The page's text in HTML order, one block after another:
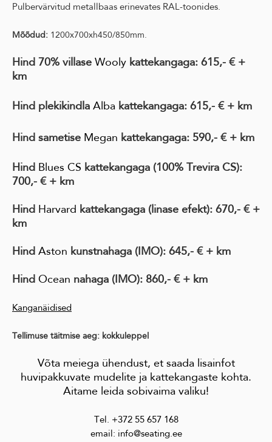
Pulbervärvitud metallbaas erinevates RAL-toonides.
Mõõdud: 1200x700xh450/850mm.
Hind 70% villase Wooly kattekangaga: 615,- € +
km
Hind plekikindla Alba kattekangaga: 615,- € + km
Hind sametise Megan kattekangaga: 590,- € + km
Hind Blues CS kattekangaga (100% Trevira CS):
700,- € + km
Hind Harvard kattekangaga (linase efekt): 670,- € +
km
Hind Aston kunstnahaga (IMO): 645,- € + km
Hind Ocean nahaga (IMO): 860,- € + km
Kanganäidised
Tellimuse täitmise aeg: kokkuleppel
Võta meiega ühendust, et saada lisainfot
huvipakkuvate mudelite ja kattekangaste kohta.
Aitame leida sobivaima valiku!
Tel. +372 55 657 168
email: info@seating.ee